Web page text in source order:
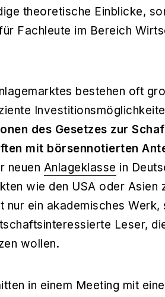
theoretische Einblicke,
Fachleute im Bereich
bestehen oft
des Gesetzes zur
mit börsennotierten
neuen Anlageklasse in
wie den USA oder Asien
nur ein akademisches Werk,
Leser,
wollen.
in einem Meeting mit